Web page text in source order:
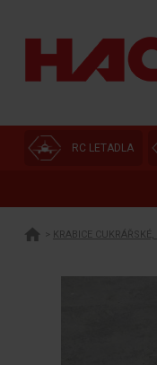
RC LETADLA
> KRABICE